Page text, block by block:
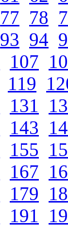
77 78
93 94
107
119
131
143
155
167
179
191